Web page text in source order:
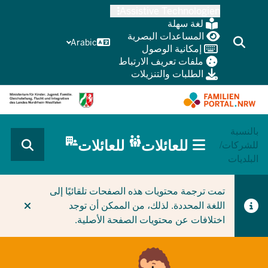
content
لغة سهلة
المساعدات البصرية
إمكانية الوصول
ملفات تعريف الارتباط
الطلبات والتنزيلات
Arabic
بالنسبة
للشركات/
البلديات
CURRENT SECTION للعائلات
HAUPTNAVIGATION
(BÜRGERBEREICH
للعائلات للعائلات
تمت ترجمة محتويات هذه الصفحات تلقائيًا إلى
اللغة المحددة. لذلك، من الممكن أن توجد
اختلافات عن محتويات الصفحة الأصلية.